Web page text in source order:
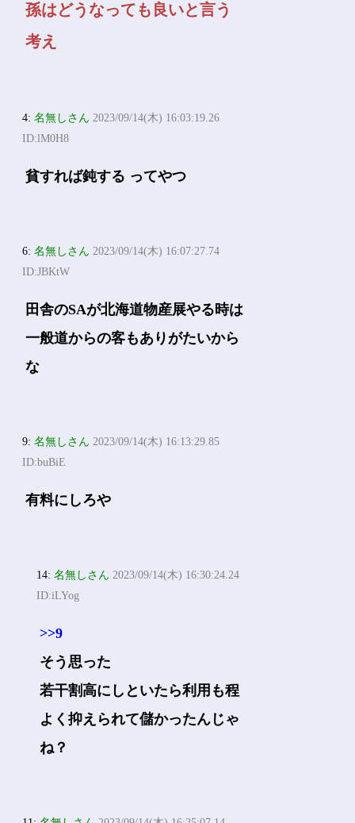
孫はどうなっても良いと言う
考え
4:名無しさん 2023/09/14(木) 16:03:19.26
ID:lM0H8
貧すれば鈍する ってやつ
6:名無しさん 2023/09/14(木) 16:07:27.74
ID:JBKtW
田舎のSAが北海道物産展やる時は
一般道からの客もありがたいから
な
9:名無しさん 2023/09/14(木) 16:13:29.85
ID:buBiE
有料にしろや
14:名無しさん 2023/09/14(木) 16:30:24.24
ID:iLYog
>>9
そう思った
若干割高にしといたら利用も程
よく抑えられて儲かったんじゃ
ね？